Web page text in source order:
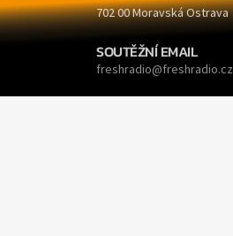
702 00 Moravská Ostrava
SOUTĚŽNÍ EMAIL
freshradio@freshradio.cz